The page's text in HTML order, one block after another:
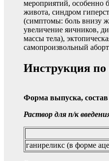
мероприятий, особенно
живота, синдром
(симптомы: боль внизу
увеличение яичников,
массы тела),
самопроизвольный
Инструкция
Форма выпуска, состав
Раствор для п/к
ганиреликс (в форме